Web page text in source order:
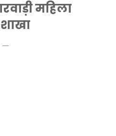
महिला